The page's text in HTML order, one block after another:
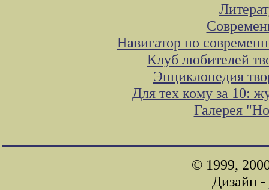
Навигатор по
Клуб любителей
Энциклопедия
Для тех кому за 10:
Галерея
© 1999,
Дизайн -